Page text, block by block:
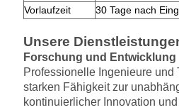
Vorlaufzeit
30 Tage nach
Unsere
Forschung und Entwicklung
Professionelle Ingenieure und
starken Fähigkeit zur
kontinuierlicher Innovation